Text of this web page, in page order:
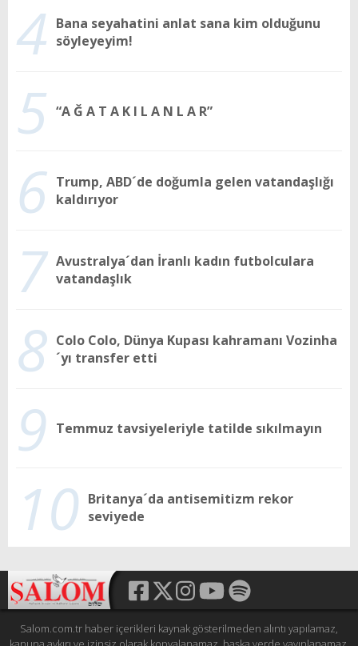
4 Bana seyahatini anlat sana kim olduğunu
söyleyeyim!
5 “A Ğ A T A K I L A N L A R”
6 Trump, ABD´de doğumla gelen vatandaşlığı
kaldırıyor
7 Avustralya´dan İranlı kadın futbolculara
vatandaşlık
8 Colo Colo, Dünya Kupası kahramanı Vozinha
´yı transfer etti
9 Temmuz tavsiyeleriyle tatilde sıkılmayın
10 Britanya´da antisemitizm rekor
seviyede
Salom.com.tr haber içerikleri kaynak gösterilmeden alıntı yapılamaz,